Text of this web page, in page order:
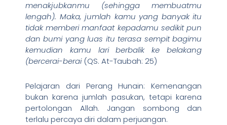
menakjubkanmu (sehingga membuatmu
lengah). Maka, jumlah kamu yang banyak itu
tidak memberi manfaat kepadamu sedikit pun
dan bumi yang luas itu terasa sempit bagimu
kemudian kamu lari berbalik ke belakang
(bercerai-berai(QS. At-Taubah: 25)
Pelajaran dari Perang Hunain: Kemenangan
bukan karena jumlah pasukan, tetapi karena
pertolongan Allah. Jangan sombong dan
terlalu percaya diri dalam perjuangan.